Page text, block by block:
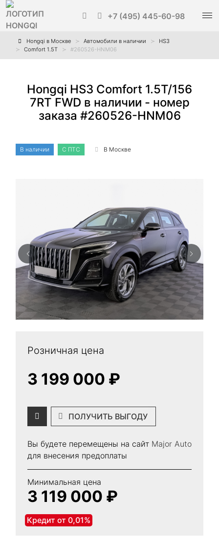
+7 (495) 445-60-98
Hongqi в Москве Автомобили в наличии
HS3
Comfort 1.5T
#260526-HNM06
Hongqi HS3 Comfort 1.5Т/156
7RT FWD в наличии - номер
заказа #260526-HNM06
В наличии С ПТС В Москве
Розничная цена
3 199 000 ₽
ПОЛУЧИТЬ ВЫГОДУ
Вы будете перемещены на сайт Major Auto
для внесения предоплаты
Минимальная цена
3 119 000 ₽
Кредит от 0,01%